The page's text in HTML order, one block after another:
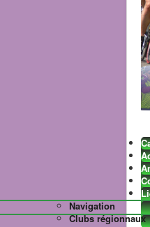
Navigation
Clubs régionnaux